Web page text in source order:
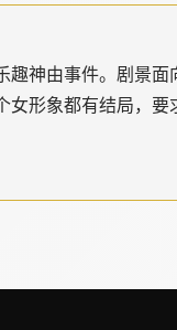
趣神由事件。剧景
女形象都有结局，